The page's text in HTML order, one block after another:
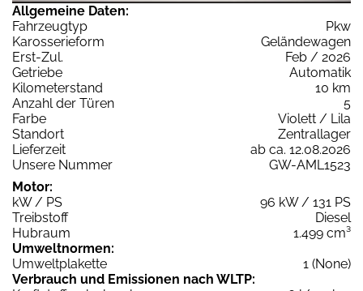
Allgemeine Daten:
Fahrzeugtyp
Pkw
Karosserieform
Geländewagen
Erst-Zul.
Feb / 2026
Getriebe
Automatik
Kilometerstand
10 km
Anzahl der Türen
5
Farbe
Violett / Lila
Standort
Zentrallager
Lieferzeit
ab ca. 12.08.2026
Unsere Nummer
GW-AML1523
Motor:
kW / PS
96 kW / 131 PS
Treibstoff
Diesel
Hubraum
1.499 cm³
Umweltnormen:
Umweltplakette
1 (None)
Verbrauch und Emissionen nach WLTP: